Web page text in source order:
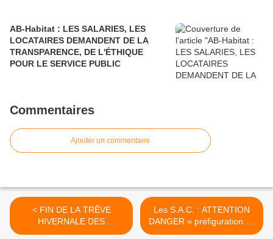
AB-Habitat : LES SALARIES, LES
LOCATAIRES DEMANDENT DE LA
TRANSPARENCE, DE L'ÉTHIQUE
POUR LE SERVICE PUBLIC
Commentaires
Ajouter un commentaire
< FIN DE LA TRÊVE
HIVERNALE DES
EXPULSIONS, COMMENT
Les S.A.C. : ATTENTION
DANGER = préfiguration de
la fusion des organismes